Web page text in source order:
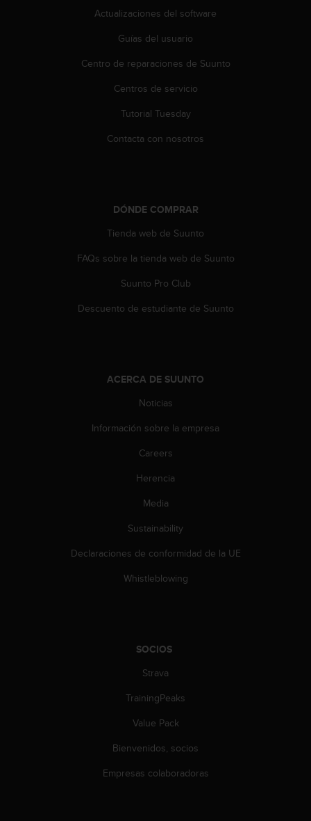
Actualizaciones del software
Guías del usuario
Centro de reparaciones de Suunto
Centros de servicio
Tutorial Tuesday
Contacta con nosotros
DÓNDE COMPRAR
Tienda web de Suunto
FAQs sobre la tienda web de Suunto
Suunto Pro Club
Descuento de estudiante de Suunto
ACERCA DE SUUNTO
Noticias
Información sobre la empresa
Careers
Herencia
Media
Sustainability
Declaraciones de conformidad de la UE
Whistleblowing
SOCIOS
Strava
TrainingPeaks
Value Pack
Bienvenidos, socios
Empresas colaboradoras